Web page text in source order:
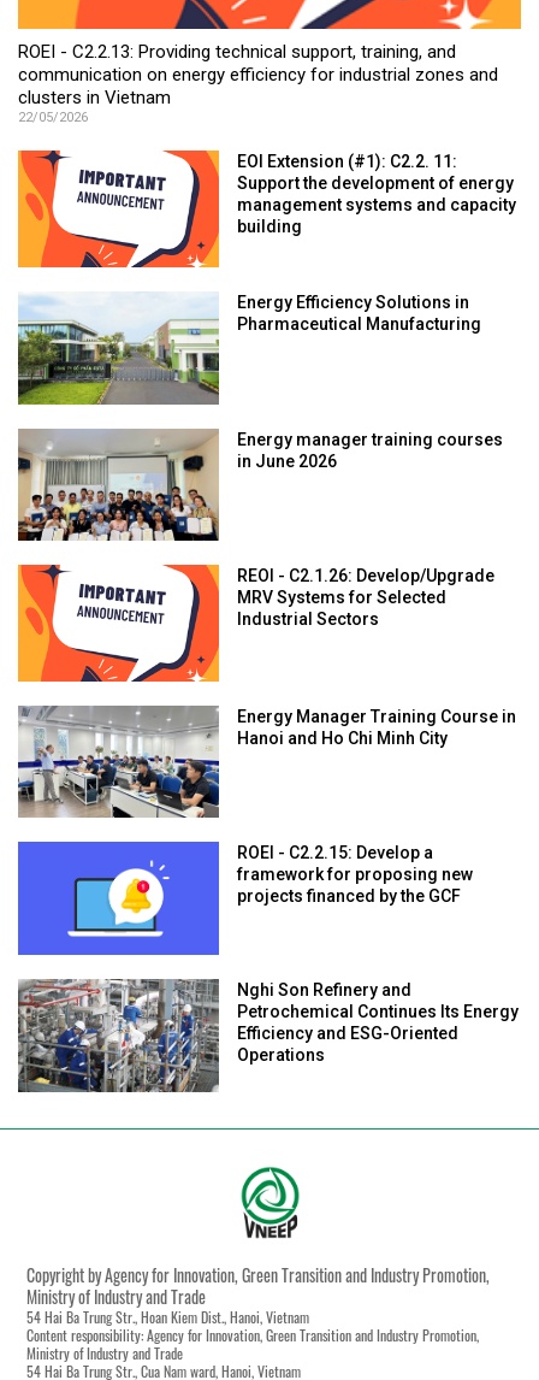
ROEI - C2.2.13: Providing technical support, training, and
communication on energy efficiency for industrial zones and
clusters in Vietnam
22/05/2026
EOI Extension (#1): C2.2. 11:
Support the development of energy
management systems and capacity
building
Energy Efficiency Solutions in
Pharmaceutical Manufacturing
Energy manager training courses
in June 2026
REOI - C2.1.26: Develop/Upgrade
MRV Systems for Selected
Industrial Sectors
Energy Manager Training Course in
Hanoi and Ho Chi Minh City
ROEI - C2.2.15: Develop a
framework for proposing new
projects financed by the GCF
Nghi Son Refinery and
Petrochemical Continues Its Energy
Efficiency and ESG-Oriented
Operations
Copyright by Agency for Innovation, Green Transition and Industry Promotion,
Ministry of Industry and Trade
54 Hai Ba Trung Str., Hoan Kiem Dist., Hanoi, Vietnam
Content responsibility: Agency for Innovation, Green Transition and Industry Promotion,
Ministry of Industry and Trade
54 Hai Ba Trung Str., Cua Nam ward, Hanoi, Vietnam